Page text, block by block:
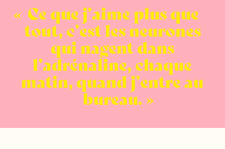
Ce que j’aime plus que
tout, c’est les neurones
qui nagent dans
l’adrénaline, chaque
matin, quand j’entre au
bureau.